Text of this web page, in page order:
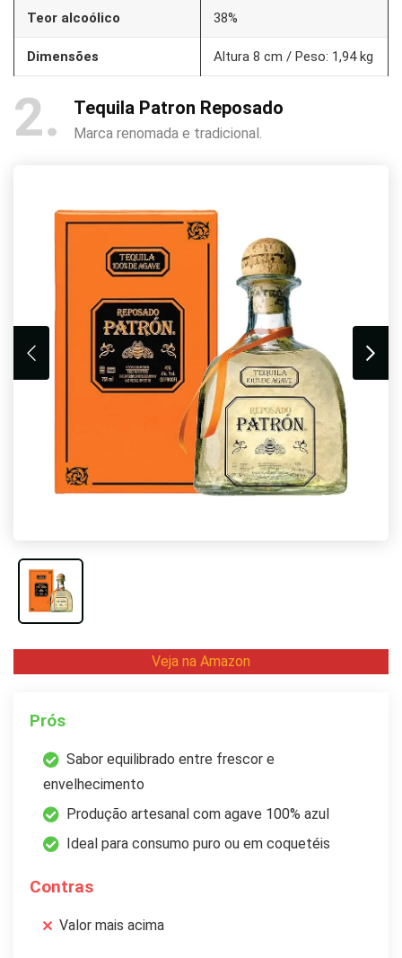
Teor alcoólico 38%
Dimensões Altura 8 cm / Peso: 1,94 kg
2 Tequila Patron Reposado
Marca renomada e tradicional.
Veja na Amazon
Prós
Sabor equilibrado entre frescor e
envelhecimento
Produção artesanal com agave 100% azul
Ideal para consumo puro ou em coquetéis
Contras
Valor mais acima